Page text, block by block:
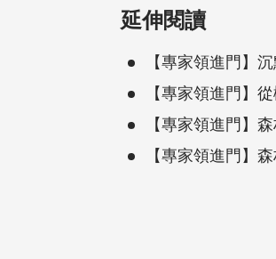
延伸閱讀
【專家領進門】
【專家領進門】
【專家領進門】
【專家領進門】